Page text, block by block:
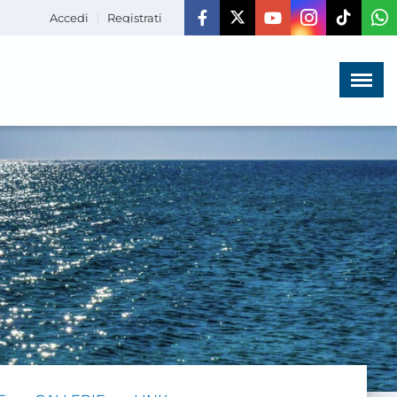
Accedi Registrati
Menù ×
LA VITA
DELL'ASSOCIAZIONE
COMUNICAZIONE,
PROGETTI ED EDITORIA
AMMINISTRAZIONE
TRASPARENTE